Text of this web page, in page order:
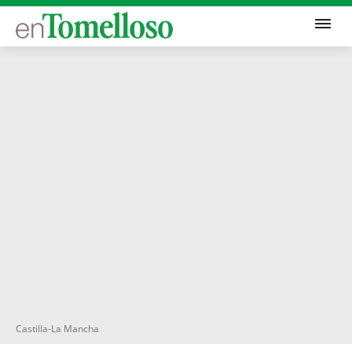
Castilla-La Mancha